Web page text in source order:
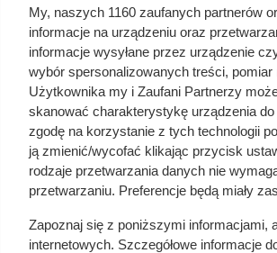
My, naszych 1160 zaufanych partnerów
informacje na urządzeniu oraz
informacje wysyłane przez urządzenie
wybór spersonalizowanych treści, pomiar
Użytkownika my i Zaufani Partnerzy
skanować charakterystykę urządzenia
zgodę na korzystanie z tych technologii
ją zmienić/wycofać klikając przycisk
rodzaje przetwarzania danych nie
przetwarzaniu. Preferencje będą miały
Zapoznaj się z poniższymi informacjami,
internetowych. Szczegółowe informacje